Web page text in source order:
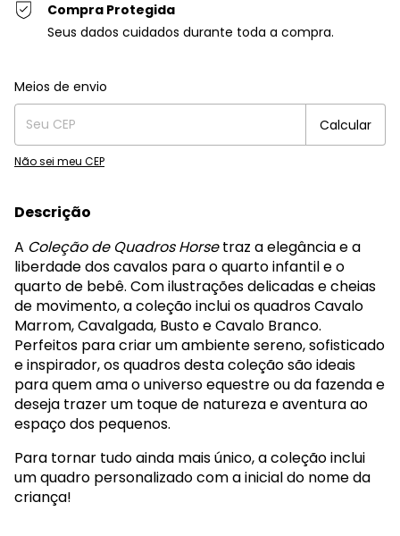
Compra Protegida
Seus dados cuidados durante toda a compra.
Entregas para o CEP:
Meios de envio
Calcular
Não sei meu CEP
Descrição
A Coleção de Quadros Horsetraz a elegância e a
liberdade dos cavalos para o quarto infantil e o
quarto de bebê. Com ilustrações delicadas e cheias
de movimento, a coleção inclui os quadros Cavalo
Marrom, Cavalgada, Busto e Cavalo Branco.
Perfeitos para criar um ambiente sereno, sofisticado
e inspirador, os quadros desta coleção são ideais
para quem ama o universo equestre ou da fazenda e
deseja trazer um toque de natureza e aventura ao
espaço dos pequenos.
Para tornar tudo ainda mais único, a coleção inclui
um quadro personalizado com a inicial do nome da
criança!